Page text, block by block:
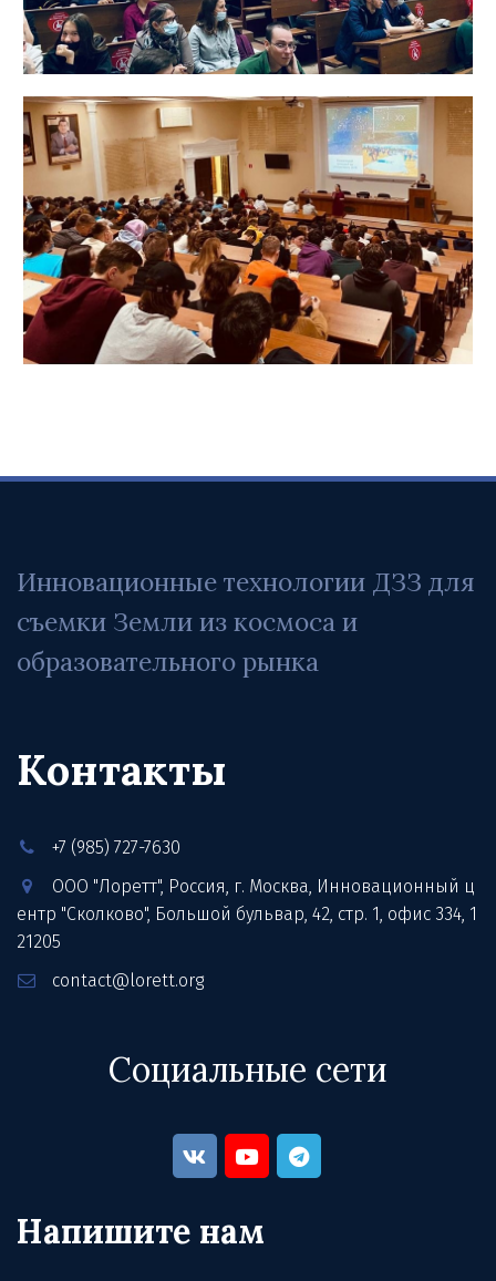
Инновационные технологии ДЗЗ для
съемки Земли из космоса и
образовательного рынка
Контакты
+7 (985) 727-7630
ООО "Лоретт", Россия, г. Москва, Инновационный ц
ентр "Сколково", Большой бульвар, 42, стр. 1, офис 334, 1
21205
contact@lorett.org
Социальные сети
Напишите нам